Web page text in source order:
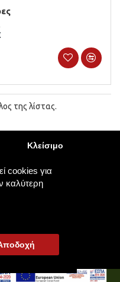
cookies για
καλύτερη
Κλείσιμο
της λίστας.